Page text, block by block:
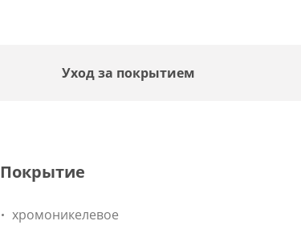
Уход за покрытием
Покрытие
хромоникелевое